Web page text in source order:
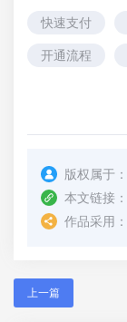
快速支付
开通流程
版权属于：
本文链接：
作品采用：
上一篇